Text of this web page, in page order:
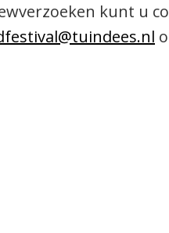
kunt u